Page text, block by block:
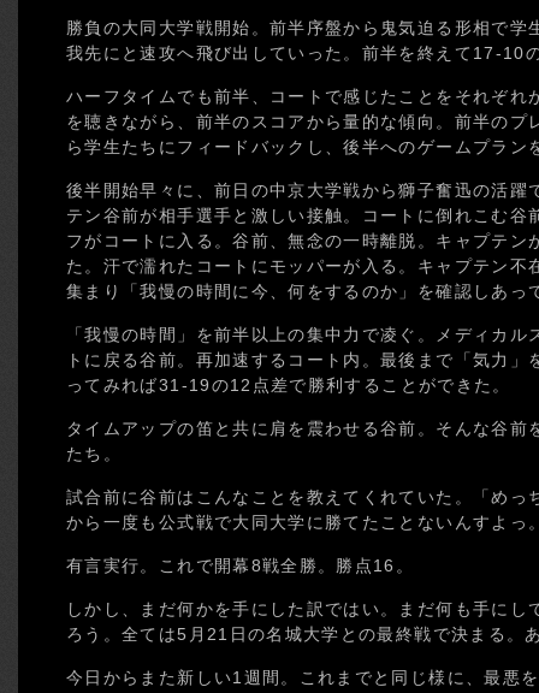
勝負の大同大学戦開始。前半序盤から鬼気迫る形相で学
我先にと速攻へ飛び出していった。前半を終えて17-10
ハーフタイムでも前半、コートで感じたことをそれぞれ
を聴きながら、前半のスコアから量的な傾向。前半のプ
ら学生たちにフィードバックし、後半へのゲームプラン
後半開始早々に、前日の中京大学戦から獅子奮迅の活躍
テン谷前が相手選手と激しい接触。コートに倒れこむ谷
フがコートに入る。谷前、無念の一時離脱。キャプテン
た。汗で濡れたコートにモッパーが入る。キャプテン不
集まり「我慢の時間に今、何をするのか」を確認しあっ
「我慢の時間」を前半以上の集中力で凌ぐ。メディカ
トに戻る谷前。再加速するコート内。最後まで「気力
ってみれば31-19の12点差で勝利することができた。
タイムアップの笛と共に肩を震わせる谷前。そんな谷前
たち。
試合前に谷前はこんなことを教えてくれていた。「めっ
から一度も公式戦で大同大学に勝てたことないんすよっ
有言実行。これで開幕8戦全勝。勝点16。
しかし、まだ何かを手にした訳ではい。まだ何も手にし
ろう。全ては5月21日の名城大学との最終戦で決まる。
今日からまた新しい1週間。これまでと同じ様に、最悪